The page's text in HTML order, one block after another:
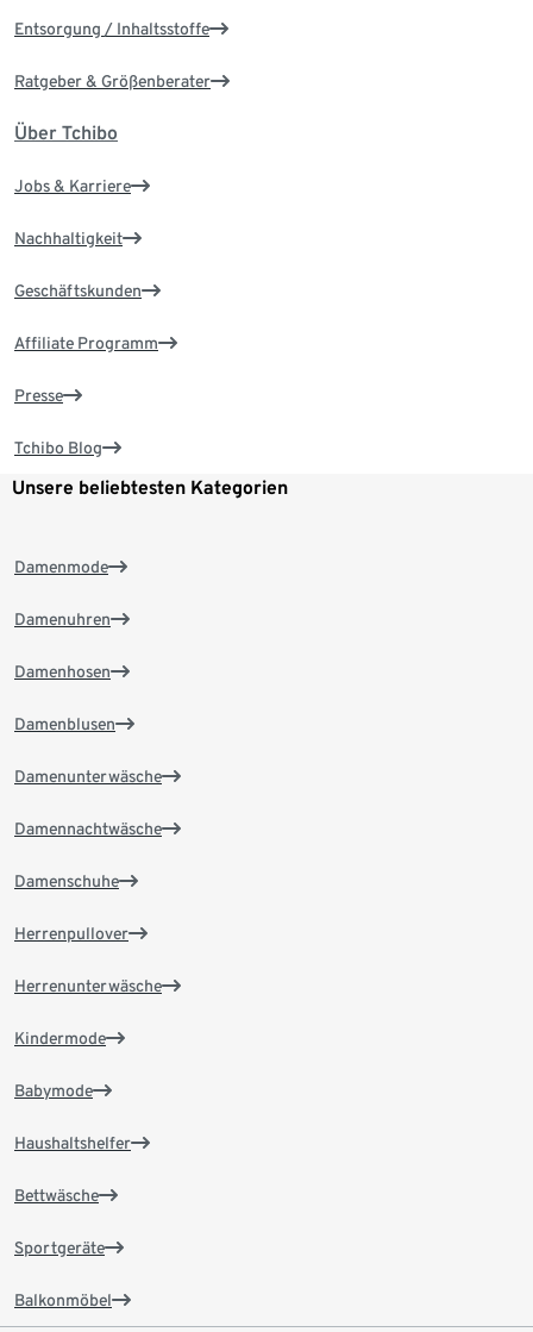
Entsorgung / Inhaltsstoffe
Ratgeber & Größenberater
Über Tchibo
Jobs & Karriere
Nachhaltigkeit
Geschäftskunden
Affiliate Programm
Presse
Tchibo Blog
Unsere beliebtesten Kategorien
Damenmode
Damenuhren
Damenhosen
Damenblusen
Damenunterwäsche
Damennachtwäsche
Damenschuhe
Herrenpullover
Herrenunterwäsche
Kindermode
Babymode
Haushaltshelfer
Bettwäsche
Sportgeräte
Balkonmöbel